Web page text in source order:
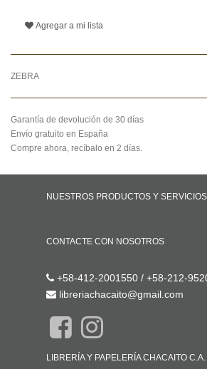
Agregar a mi lista
ZEBRA
Garantía de devolución de 30 días
Envío gratuito en España
Compre ahora, recíbalo en 2 días.
NUESTROS PRODUCTOS Y SERVICIOS
CONTACTE CON NOSOTROS
+58-412-2001550 / +58-212-
libreriachacaito@gmail.com
LIBRERÍA Y PAPELERÍA CHACAITO C.A.